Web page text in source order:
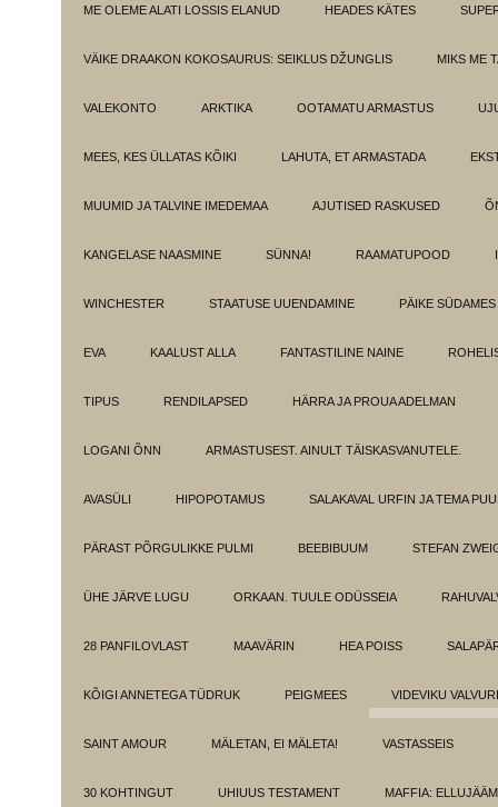
ME OLEME ALATI LOSSIS ELANUD HEADES KÄTES
VÄIKE DRAAKON KOKOSAURUS: SEIKLUS DŽUNGLIS MIKS ME
VALEKONTO ARKTIKA OOTAMATU ARMASTUS
MEES, KES ÜLLATAS KÕIKI LAHUTA, ET ARMASTADA
MUUMID JA TALVINE IMEDEMAA AJUTISED RASKUSED
KANGELASE NAASMINE SÜNNA! RAAMATUPOOD
WINCHESTER STAATUSE UUENDAMINE PÄIKE SÜDAMES
EVA KAALUST ALLA FANTASTILINE NAINE
TIPUS RENDILAPSED HÄRRA JA PROUA ADELMAN
LOGANI ÕNN ARMASTUSEST. AINULT TÄISKASVANUTELE.
AVASÜLI HIPOPOTAMUS SALAKAVAL URFIN JA TEMA
PÄRAST PÕRGULIKKE PULMI BEEBIBUUM STEFAN
ÜHE JÄRVE LUGU ORKAAN. TUULE ODÜSSEIA
28 PANFILOVLAST MAAVÄRIN HEA POISS
KÕIGI ANNETEGA TÜDRUK PEIGMEES VIDEVIKU
SAINT AMOUR MÄLETAN, EI MÄLETA! VASTASSEIS
30 KOHTINGUT UHIUUS TESTAMENT MAFFIA: